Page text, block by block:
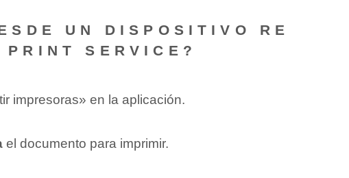
UN DISPOSITIVO RE
SERVICE?
impresoras» en la aplicación.
el documento para ‍imprimir.